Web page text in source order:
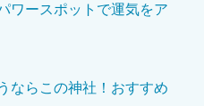
ワースポットで運気をア
ならこの神社！おすすめ